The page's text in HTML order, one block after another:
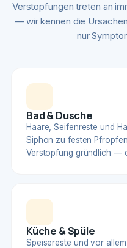
Verstopfungen treten an
— wir kennen die
nur
Bad & Dusche
Haare, Seifenreste und
Siphon zu festen
Verstopfung gründlich —
Küche & Spüle
Speisereste und vor